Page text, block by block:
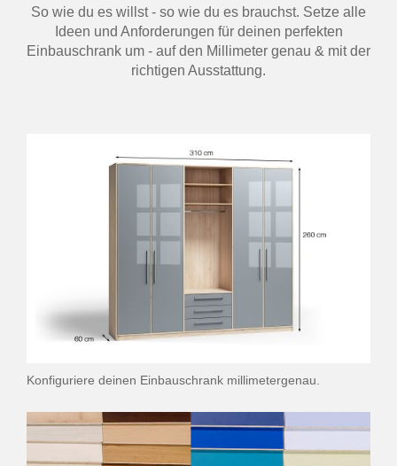
So wie du es willst - so wie du es brauchst. Setze alle
Ideen und Anforderungen für deinen perfekten
Einbauschrank um - auf den Millimeter genau & mit der
richtigen Ausstattung.
Konfiguriere deinen Einbauschrank millimetergenau.